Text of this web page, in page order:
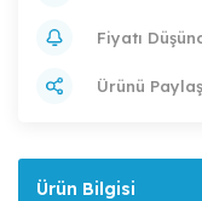
Fiyatı
Ürünü
Ürün Bilgisi